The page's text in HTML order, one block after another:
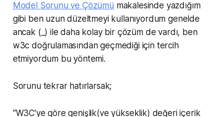
Model Sorunu ve Çözümü makalesinde yazdığım
gibi ben uzun düzeltmeyi kullanıyordum genelde
ancak (_) ile daha kolay bir çözüm de vardı, ben
w3c doğrulamasından geçmediği için tercih
etmiyordum bu yöntemi.
Sorunu tekrar hatırlarsak;
“W3C’ye göre genişlik(ve yükseklik) değeri içerik